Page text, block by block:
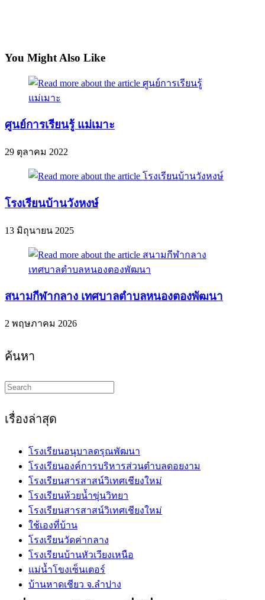
You Might Also Like
ศูนย์การเรียนรู้ แม่เมาะ
29 ตุลาคม 2022
โรงเรียนบ้านวังหงษ์
13 มิถุนายน 2025
สนามกีฬากลาง เทศบาลตำบลหนองตองพัฒนา
2 พฤษภาคม 2026
ค้นหา
Search
this
เรื่องล่าสุด
โรงเรียนอนุบาลดรุณพัฒนา
โรงเรียนองค์การบริหารส่วนตำบลดอยงาม
โรงเรียนสารสาสน์วิเทศเชียงใหม่
โรงเรียนห้วยน้ำขุ่นวิทยา
โรงเรียนสารสาสน์วิเทศเชียงใหม่
ใช้เองที่บ้าน
โรงเรียนวัดค่ากลาง
โรงเรียนบ้านหัวเวียงเหนือ
แม่น้ำโขงเซ็นเตอร์
บ้านหาดเชียว จ.ลำปาง